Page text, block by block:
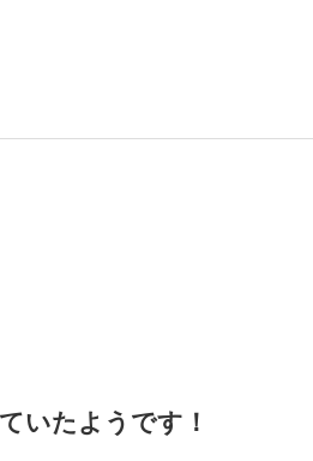
いたようです！